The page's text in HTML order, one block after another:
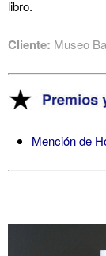
libro.
Cliente: Museo
Mención de